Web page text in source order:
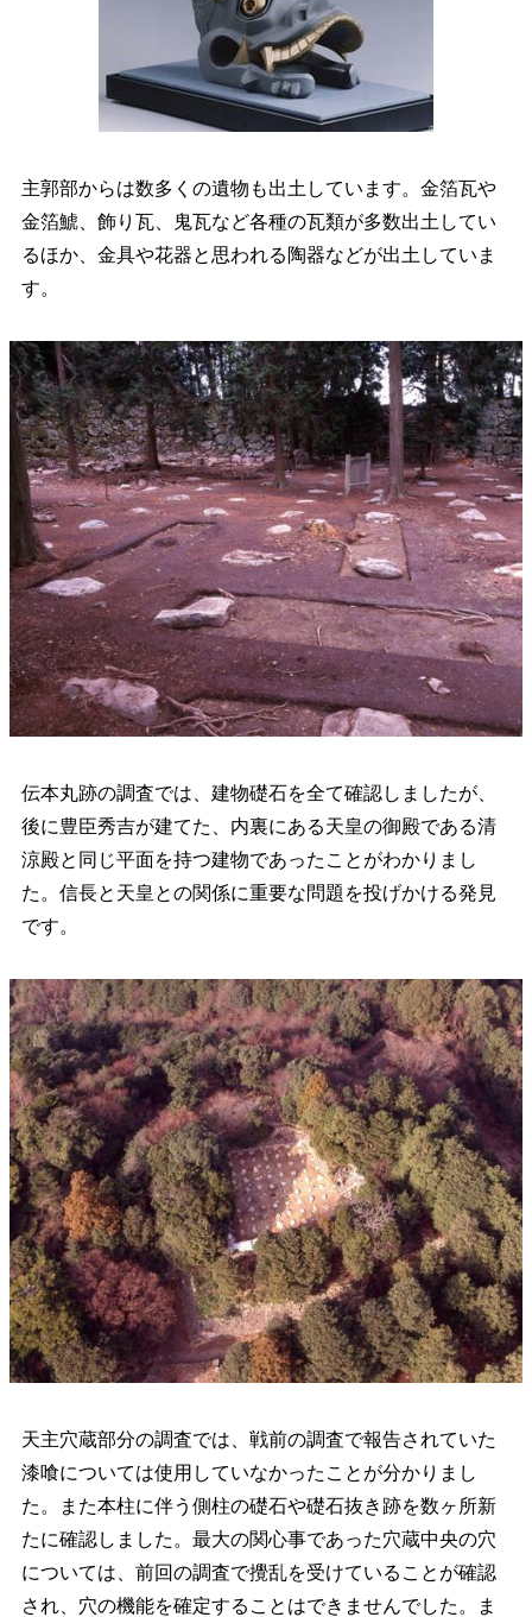
主郭部からは数多くの遺物も出土しています。金箔瓦や
金箔鯱、飾り瓦、鬼瓦など各種の瓦類が多数出土してい
るほか、金具や花器と思われる陶器などが出土していま
す。
伝本丸跡の調査では、建物礎石を全て確認しましたが、
後に豊臣秀吉が建てた、内裏にある天皇の御殿である清
涼殿と同じ平面を持つ建物であったことがわかりまし
た。信長と天皇との関係に重要な問題を投げかける発見
です。
天主穴蔵部分の調査では、戦前の調査で報告されていた
漆喰については使用していなかったことが分かりまし
た。また本柱に伴う側柱の礎石や礎石抜き跡を数ヶ所新
たに確認しました。最大の関心事であった穴蔵中央の穴
については、前回の調査で攪乱を受けていることが確認
され、穴の機能を確定することはできませんでした。ま